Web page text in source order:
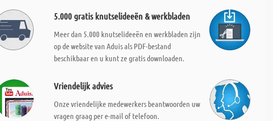
5.000 gratis knutselideeën & werkbladen
Meer dan 5.000 knutselideeën en werkbladen zijn
op de website van Aduis als PDF-bestand
beschikbaar en u kunt ze gratis downloaden.
Vriendelijk advies
Onze vriendelijke medewerkers beantwoorden uw
vragen graag per e-mail of telefoon.